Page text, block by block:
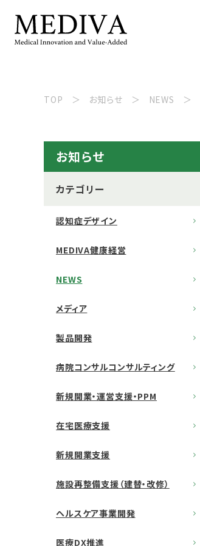
TOP お知らせ NEWS
お知らせ
カテゴリー
認知症デザイン
MEDIVA健康経営
NEWS
メディア
製品開発
病院コンサルコンサルティング
新規開業・運営支援・PPM
在宅医療支援
新規開業支援
施設再整備支援（建替・改修）
ヘルスケア事業開発
医療DX推進